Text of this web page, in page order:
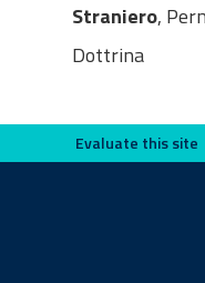
Straniero,
Dottrina
Evaluate this site